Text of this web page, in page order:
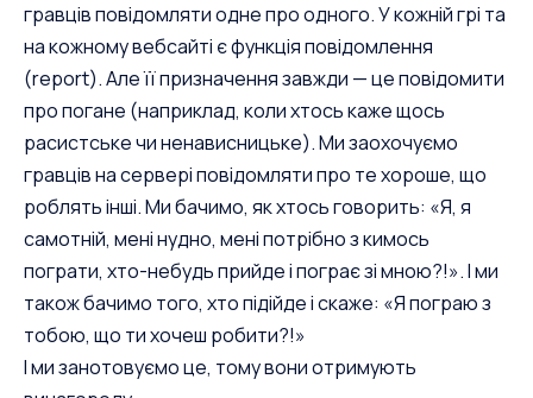
гравців повідомляти одне про одного. У кожній грі та
на кожному вебсайті є функція повідомлення
(report). Але її призначення завжди — це повідомити
про погане (наприклад, коли хтось каже щось
расистське чи ненависницьке). Ми заохочуємо
гравців на сервері повідомляти про те хороше, що
роблять інші. Ми бачимо, як хтось говорить: «Я, я
самотній, мені нудно, мені потрібно з кимось
пограти, хто-небудь прийде і пограє зі мною?!». І ми
також бачимо того, хто підійде і скаже: «Я пограю з
тобою, що ти хочеш робити?!»
І ми занотовуємо це, тому вони отримують